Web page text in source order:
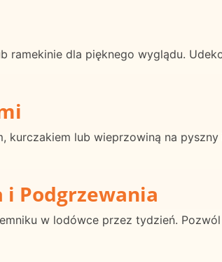
ramekinie dla pięknego wyglądu.
kurczakiem lub wieprzowiną na
Podgrzewania
w lodówce przez tydzień.